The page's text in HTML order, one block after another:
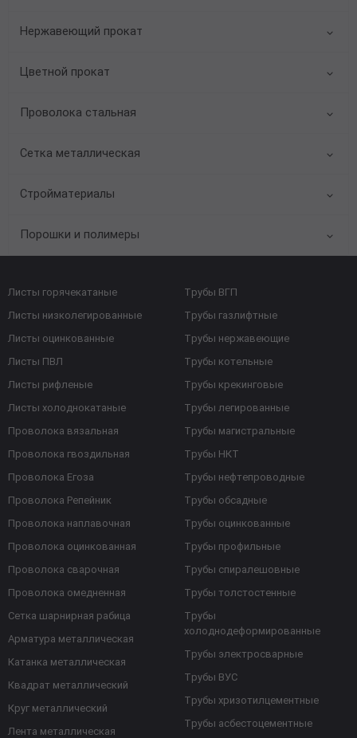
Нержавеющий прокат
Цветной прокат
Проволока стальная
Сетка металлическая
Стройматериалы
Порошки и полимеры
Листы горячекатаные
Листы низколегированные
Листы оцинкованные
Листы ПВЛ
Листы рифленые
Листы холоднокатаные
Проволока вязальная
Проволока гвоздильная
Проволока Егоза
Проволока Репейник
Проволока наплавочная
Проволока оцинкованная
Проволока сварочная
Проволока омедненная
Сетка шарнирная рабица
Арматура металлическая
Катанка металлическая
Квадрат металлический
Круг металлический
Лента металлическая
Трубы ВГП
Трубы газлифтные
Трубы нержавеющие
Трубы котельные
Трубы крекинговые
Трубы легированные
Трубы магистральные
Трубы НКТ
Трубы нефтепроводные
Трубы обсадные
Трубы оцинкованные
Трубы профильные
Трубы спиралешовные
Трубы толстостенные
Трубы
холоднодеформированные
Трубы электросварные
Трубы ВУС
Трубы хризотилцементные
Трубы асбестоцементные